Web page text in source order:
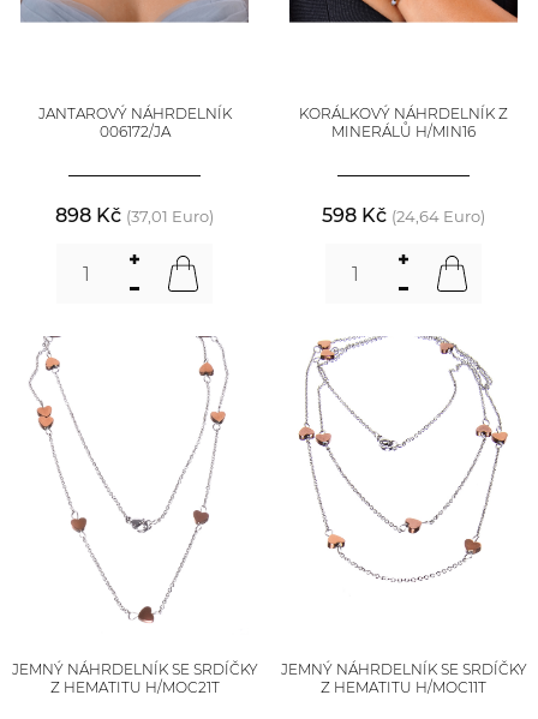
JANTAROVÝ NÁHRDELNÍK
006172/JA
898 Kč (37,01 Euro)
KORÁLKOVÝ NÁHRDELNÍK Z
MINERÁLŮ H/MIN16
598 Kč (24,64 Euro)
JEMNÝ NÁHRDELNÍK SE SRDÍČKY
Z HEMATITU H/MOC21T
JEMNÝ NÁHRDELNÍK SE SRDÍČKY
Z HEMATITU H/MOC11T